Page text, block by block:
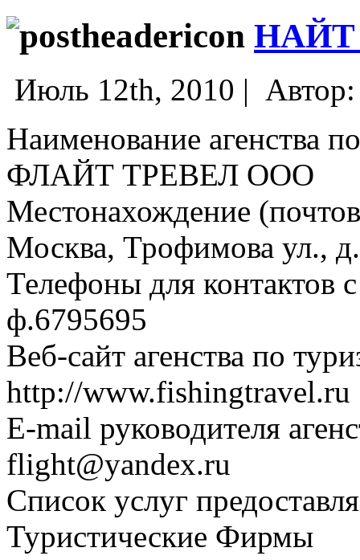
Июль 12th, 2010 |
Наименование агенства
ФЛАЙТ ТРЕВЕЛ ООО
Местонахождение
Москва, Трофимова ул.,
Телефоны для контактов
ф.6795695
Веб-сайт агенства по
http://www.fishingtravel.ru
E-mail руководителя
flight@yandex.ru
Список услуг
Туристические Фирмы